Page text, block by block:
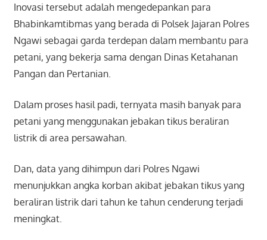
Inovasi tersebut adalah mengedepankan para
Bhabinkamtibmas yang berada di Polsek Jajaran Polres
Ngawi sebagai garda terdepan dalam membantu para
petani, yang bekerja sama dengan Dinas Ketahanan
Pangan dan Pertanian.
Dalam proses hasil padi, ternyata masih banyak para
petani yang menggunakan jebakan tikus beraliran
listrik di area persawahan.
Dan, data yang dihimpun dari Polres Ngawi
menunjukkan angka korban akibat jebakan tikus yang
beraliran listrik dari tahun ke tahun cenderung terjadi
meningkat.